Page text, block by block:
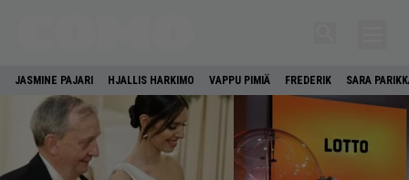
JASMINE PAJARI HJALLIS HARKIMO VAPPU PIMIÄ FREDERIK SARA